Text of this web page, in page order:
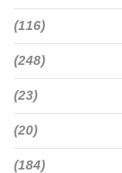
(116)
(248)
(23)
(20)
(184)